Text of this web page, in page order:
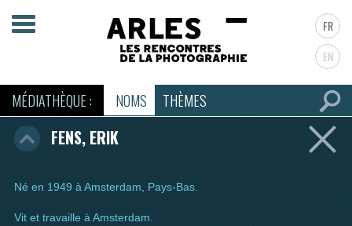
FR
EN
MÉDIATHÈQUE : NOMS THÈMES
FENS, ERIK
Né en 1949 à Amsterdam, Pays-Bas.
Vit et travaille à Amsterdam.